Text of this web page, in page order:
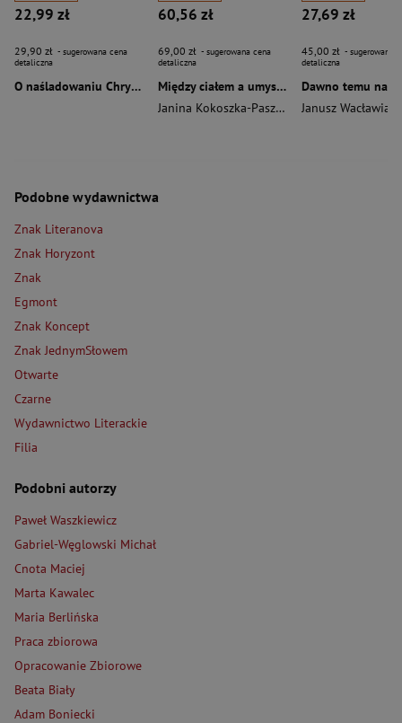
22,99 zł
29,90 zł - sugerowana cena
detaliczna
O naśladowaniu Chrystusa wyd. 2026
60,56 zł
69,00 zł - sugerowana cena
detaliczna
Między ciałem a umysłem
Janina Kokoszka-Paszkot
Piotr Wierzbiński
27,69 zł
45,00 zł - sugerowana
detaliczna
Janusz Wacławiak
Podobne wydawnictwa
Znak Literanova
Znak Horyzont
Znak
Egmont
Znak Koncept
Znak JednymSłowem
Otwarte
Czarne
Wydawnictwo Literackie
Filia
Podobni autorzy
Paweł Waszkiewicz
Gabriel-Węglowski Michał
Cnota Maciej
Marta Kawalec
Maria Berlińska
Praca zbiorowa
Opracowanie Zbiorowe
Beata Biały
Adam Boniecki